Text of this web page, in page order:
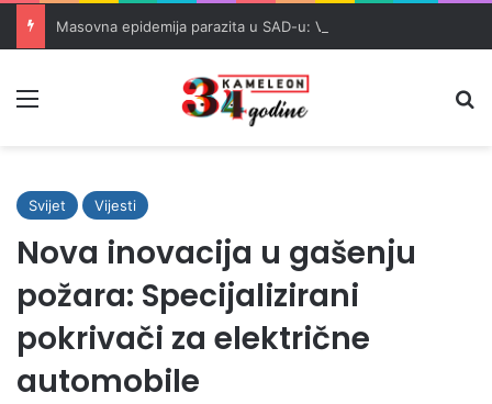
Svijet Vijesti
Nova inovacija u gašenju
požara: Specijalizirani
pokrivači za električne
automobile